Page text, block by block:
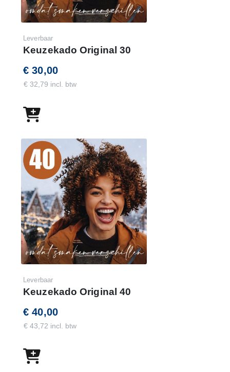
Leverbaar
Keuzekado Original 30
€ 30,00
€ 32,79 incl. btw
Leverbaar
Keuzekado Original 40
€ 40,00
€ 43,72 incl. btw